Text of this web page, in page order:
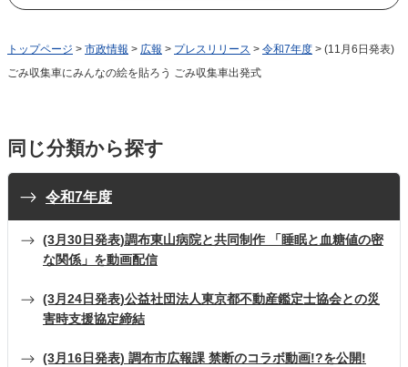
トップページ > 市政情報 > 広報 > プレスリリース > 令和7年度 > (11月6日発表)
ごみ収集車にみんなの絵を貼ろう ごみ収集車出発式
同じ分類から探す
令和7年度
(3月30日発表)調布東山病院と共同制作 「睡眠と血糖値の密
な関係」を動画配信
(3月24日発表)公益社団法人東京都不動産鑑定士協会との災
害時支援協定締結
(3月16日発表) 調布市広報課 禁断のコラボ動画!?を公開!